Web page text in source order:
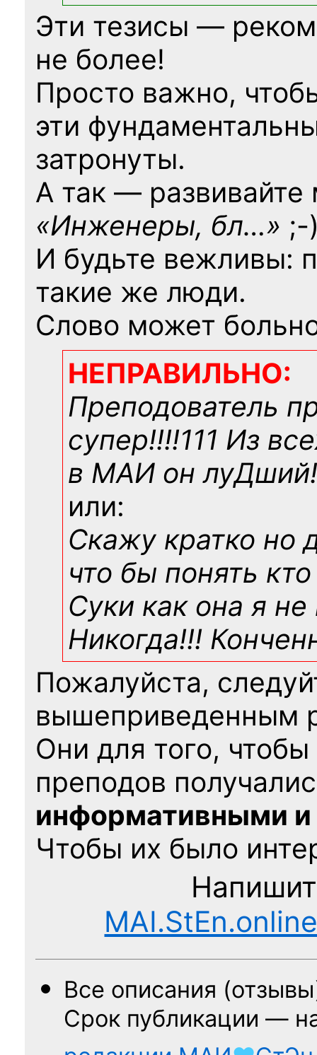
Эти тезисы —
не более!
Просто важно,
эти
затронуты.
А так — развивайте
«Инженеры, бл…» ;-
И будьте вежливы:
такие же люди.
Слово может
НЕПРАВИЛЬНО:
Преподователь
супер!!!!111 Из
в МАИ он
или:
Скажу кратко но
что бы понять
Суки как она я не
Никогда!!!
Пожалуйста,
вышеприведенным
Они для того,
преподов
информативными
Чтобы их было
Все описания
Срок публикации —